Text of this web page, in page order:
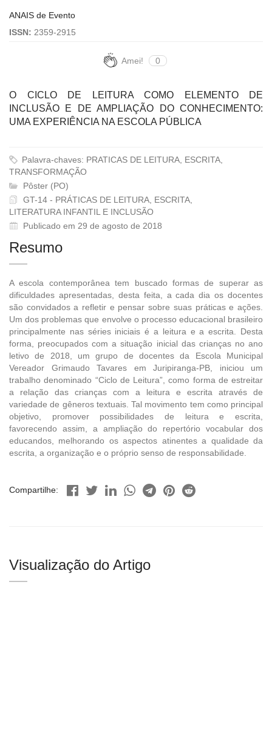
ANAIS de Evento
ISSN: 2359-2915
Amei! 0
O CICLO DE LEITURA COMO ELEMENTO DE
INCLUSÃO E DE AMPLIAÇÃO DO CONHECIMENTO:
UMA EXPERIÊNCIA NA ESCOLA PÚBLICA
Palavra-chaves: PRATICAS DE LEITURA, ESCRITA,
TRANSFORMAÇÃO
Pôster (PO)
GT-14 - PRÁTICAS DE LEITURA, ESCRITA,
LITERATURA INFANTIL E INCLUSÃO
Publicado em 29 de agosto de 2018
Resumo
A escola contemporânea tem buscado formas de superar as
dificuldades apresentadas, desta feita, a cada dia os docentes
são convidados a refletir e pensar sobre suas práticas e ações.
Um dos problemas que envolve o processo educacional brasileiro
principalmente nas séries iniciais é a leitura e a escrita. Desta
forma, preocupados com a situação inicial das crianças no ano
letivo de 2018, um grupo de docentes da Escola Municipal
Vereador Grimaudo Tavares em Juripiranga-PB, iniciou um
trabalho denominado “Ciclo de Leitura”, como forma de estreitar
a relação das crianças com a leitura e escrita através de
variedade de gêneros textuais. Tal movimento tem como principal
objetivo, promover possibilidades de leitura e escrita,
favorecendo assim, a ampliação do repertório vocabular dos
educandos, melhorando os aspectos atinentes a qualidade da
escrita, a organização e o próprio senso de responsabilidade.
Compartilhe:
Visualização do Artigo